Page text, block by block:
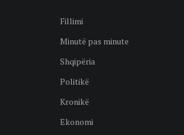
Fillimi
Minutë pas minute
Shqipëria
Politikë
Kronikë
Ekonomi